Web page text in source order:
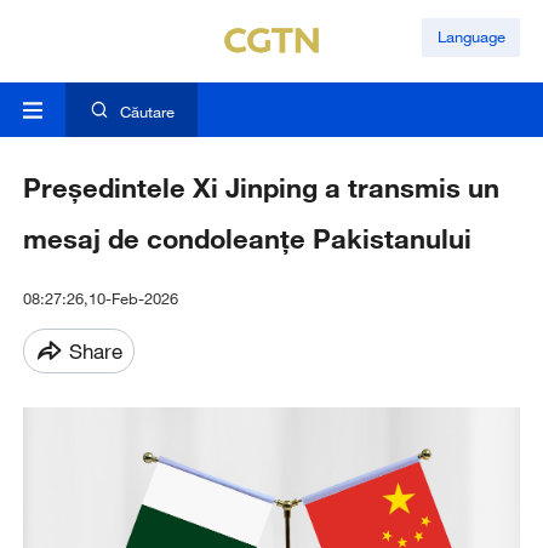
Language
Căutare
Președintele Xi Jinping a transmis un
mesaj de condoleanțe Pakistanului
08:27:26,10-Feb-2026
Share